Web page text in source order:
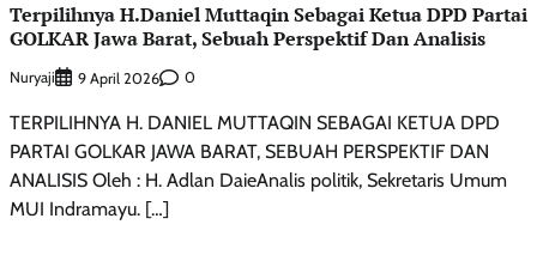
Terpilihnya H.Daniel Muttaqin Sebagai Ketua DPD Partai
GOLKAR Jawa Barat, Sebuah Perspektif Dan Analisis
Nuryaji 9 April 2026 0
TERPILIHNYA H. DANIEL MUTTAQIN SEBAGAI KETUA DPD
PARTAI GOLKAR JAWA BARAT, SEBUAH PERSPEKTIF DAN
ANALISIS Oleh : H. Adlan DaieAnalis politik, Sekretaris Umum
MUI Indramayu. […]